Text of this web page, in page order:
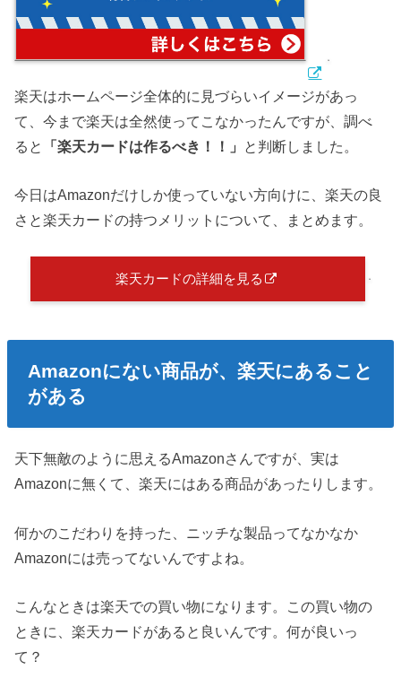
楽天はホームページ全体的に見づらいイメージがあっ
て、今まで楽天は全然使ってこなかったんですが、調べ
ると
「楽天カードは作るべき！！」 と判断しました。
今日はAmazonだけしか使っていない方向けに、楽天の良
さと楽天カードの持つメリットについて、まとめます。
楽天カードの詳細を見る
Amazonにない商品が、楽天にあること
がある
天下無敵のように思えるAmazonさんですが、実は
Amazonに無くて、楽天にはある商品があったりします。
何かのこだわりを持った、ニッチな製品ってなかなか
Amazonには売ってないんですよね。
こんなときは楽天での買い物になります。この買い物の
ときに、楽天カードがあると良いんです。何が良いっ
て？